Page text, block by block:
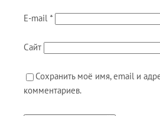
E-mail *
Сайт
Сохранить моё имя, email и
комментариев.